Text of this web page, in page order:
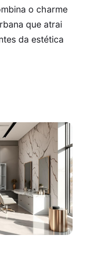
o charme
que atrai
da estética